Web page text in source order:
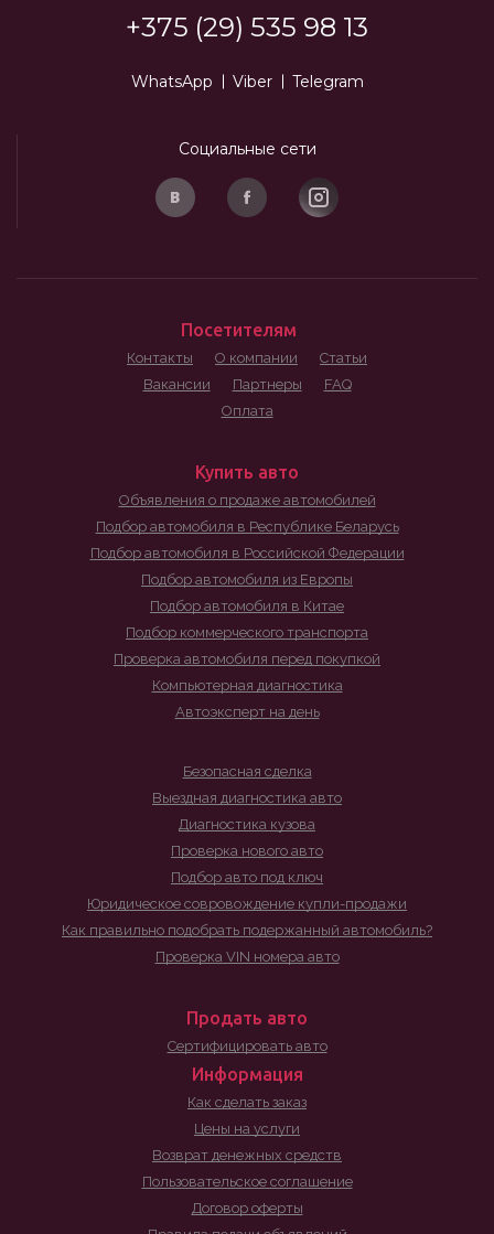
+375 (29) 535 98 13
WhatsApp Viber Telegram
Социальные сети
Посетителям
Контакты О компании
Статьи
Вакансии
Партнеры
FAQ
Оплата
Купить авто
Объявления о продаже автомобилей
Подбор автомобиля в Республике Беларусь
Подбор автомобиля в Российской Федерации
Подбор автомобиля из Европы
Подбор автомобиля в Китае
Подбор коммерческого транспорта
Проверка автомобиля перед покупкой
Компьютерная диагностика
Автоэксперт на день
Безопасная сделка
Выездная диагностика авто
Диагностика кузова
Проверка нового авто
Подбор авто под ключ
Юридическое совровождение купли-продажи
Как правильно подобрать подержанный автомобиль?
Проверка VIN номера авто
Продать авто
Сертифицировать авто
Информация
Как сделать заказ
Цены на услуги
Возврат денежных средств
Пользовательское соглашение
Договор оферты